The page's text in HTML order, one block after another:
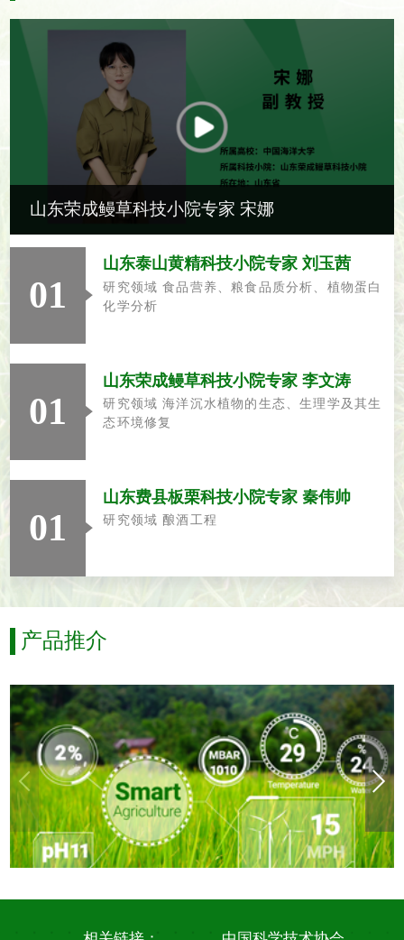
山东荣成鳗草科技小院专家 宋娜
01
山东泰山黄精科技小院专家 刘玉茜
研究领域 食品营养、粮食品质分析、植物蛋白
化学分析
01
山东荣成鳗草科技小院专家 李文涛
研究领域 海洋沉水植物的生态、生理学及其生
态环境修复
01
山东费县板栗科技小院专家 秦伟帅
研究领域 酿酒工程
产品推介